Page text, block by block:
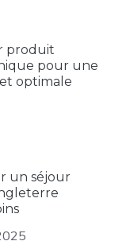
produit
pour une
optimale
un séjour